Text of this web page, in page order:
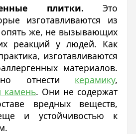
плитки. Это
изготавливаются из
опять же, не вызывающих
реакций у людей. Как
изготавливаются
материалов.
отнести керамику,
камень. Они не содержат
вредных веществ,
и устойчивостью к